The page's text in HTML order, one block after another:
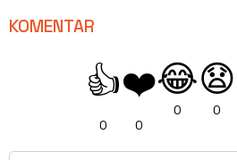
KOMENTAR
👍
0
❤️
0
😂
0
😧
0